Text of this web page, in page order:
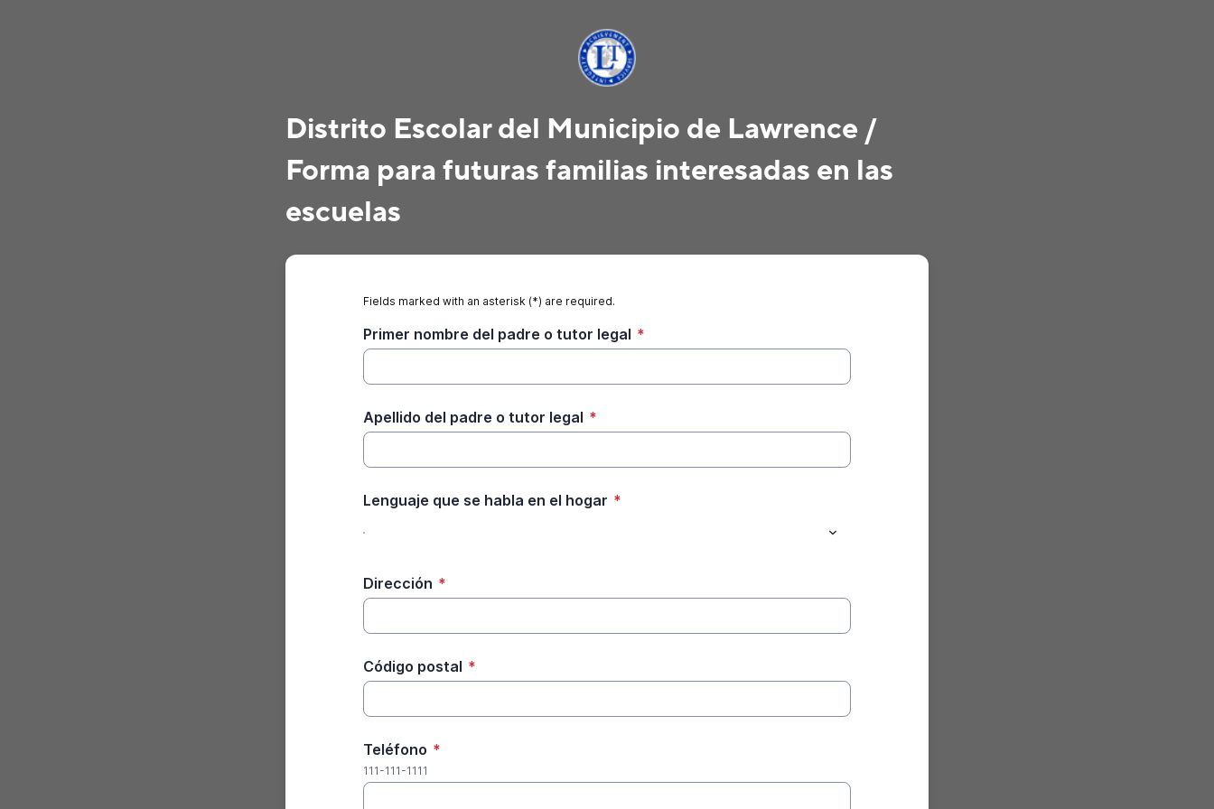
Distrito Escolar del Municipio de Lawrence /
Forma para futuras familias interesadas en las
escuelas
Fields marked with an asterisk (*) are required.
Primer nombre del padre o tutor legal *
Apellido del padre o tutor legal *
Lenguaje que se habla en el hogar *
Dirección *
Código postal *
Teléfono *
111-111-1111